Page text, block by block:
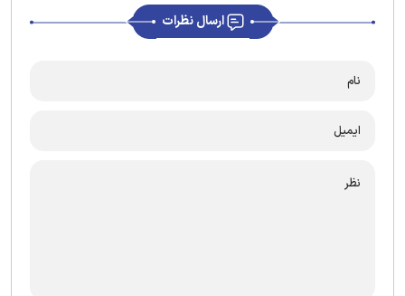
ارسال نظرات